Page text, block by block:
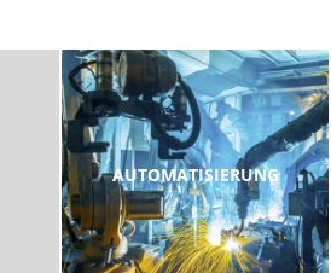
AUTOMATISIERUNG